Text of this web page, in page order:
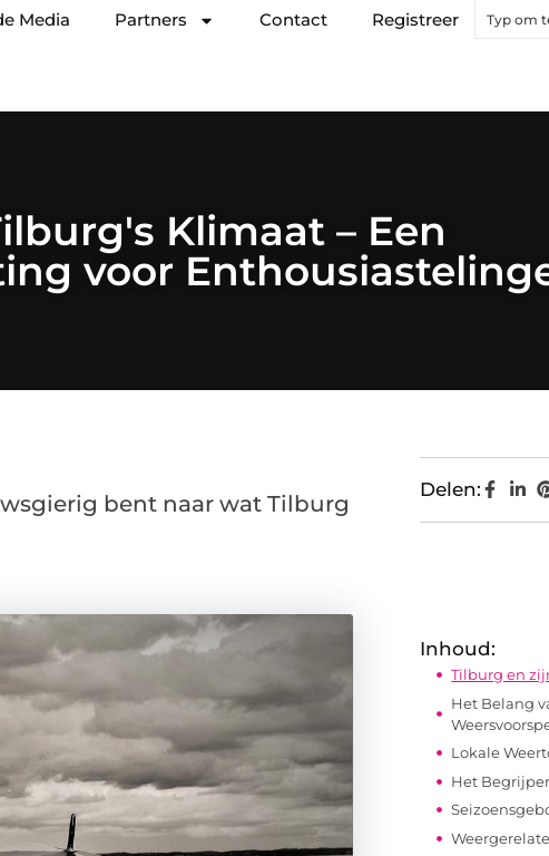
Media Partners Contact Registreer
Klimaat – Een
voor
bent naar wat Tilburg
Delen:
Inhoud:
Tilburg en
Het Belang
Lokale
Het